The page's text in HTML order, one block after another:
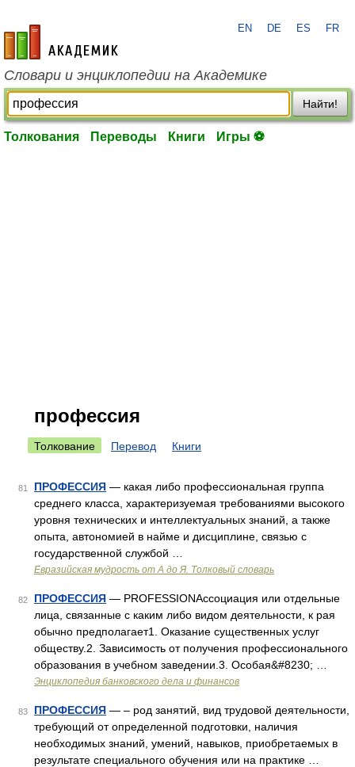
academic.ru
EN DE ES FR
Словари и энциклопедии на Академике
Найти!
Толкования Переводы Книги Игры ⚽
профессия
Толкование Перевод Книги
81 ПРОФЕССИЯ — какая либо профессиональная группа
среднего класса, характеризуемая требованиями высокого
уровня технических и интеллектуальных знаний, а также
опыта, автономией в найме и дисциплине, связью с
государственной службой …
Евразийская мудрость от А до Я. Толковый словарь
82 ПРОФЕССИЯ — PROFESSIONАссоциация или отдельные
лица, связанные с каким либо видом деятельности, к рая
обычно предполагает1. Оказание существенных услуг
обществу.2. Зависимость от получения профессионального
образования в учебном заведении.3. Особая&#8230; …
Энциклопедия банковского дела и финансов
83 ПРОФЕССИЯ — – род занятий, вид трудовой деятельности,
требующий от определенной подготовки, наличия
необходимых знаний, умений, навыков, приобретаемых в
результате специального обучения или на практике …